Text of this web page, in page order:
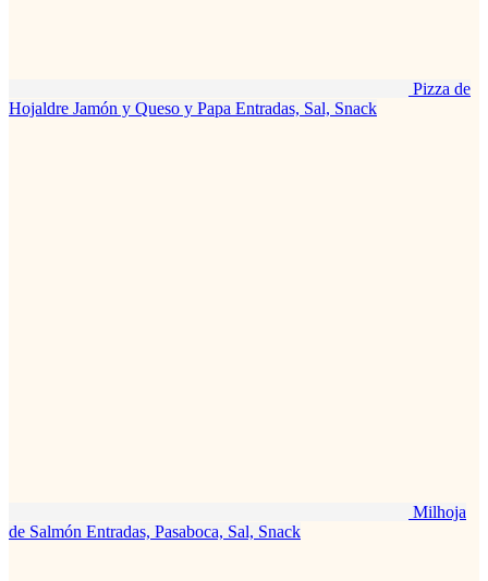
Pizza de
Hojaldre Jamón y Queso y Papa Entradas, Sal, Snack
Milhoja
de Salmón Entradas, Pasaboca, Sal, Snack